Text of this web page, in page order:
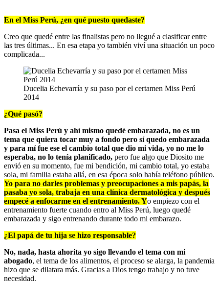
En el Miss Perú, ¿en qué puesto quedaste?
Creo que quedé entre las finalistas pero no llegué a clasificar entre
las tres últimas... En esa etapa yo también viví una situación un poco
complicada...
Ducelia Echevarría y su paso por el certamen Miss Perú
2014
¿Qué pasó?
Pasa el Miss Perú y ahí mismo quedé embarazada, no es un
tema que quiera tocar muy a fondo pero sí quedo embarazada
y para mí fue ese el cambio total que dio mi vida, yo no me lo
esperaba, no lo tenía planificado, pero fue algo que Diosito me
envió en su momento, fue mi bendición, mi cambio total, yo estaba
sola, mi familia estaba allá, en esa época solo había teléfono público.
Yo para no darles problemas y preocupaciones a mis papás, la
pasaba yo sola, trabaja en una clínica dermatológica y después
empecé a enfocarme en el entrenamiento. Yo empiezo con el
entrenamiento fuerte cuando entro al Miss Perú, luego quedé
embarazada y sigo entrenando durante todo mi embarazo.
¿El papá de tu hija se hizo responsable?
No, nada, hasta ahorita yo sigo llevando el tema con mi
abogado, el tema de los alimentos, el proceso se alarga, la pandemia
hizo que se dilatara más. Gracias a Dios tengo trabajo y no tuve
necesidad.